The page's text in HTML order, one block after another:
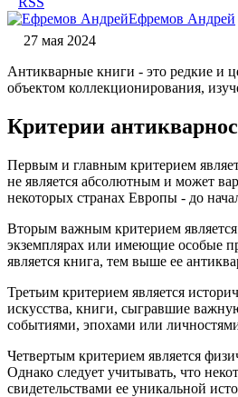
Ефремов Андрей
27 мая 2024
Антикварные книги - это редкие и
объектом коллекционирования,
Критерии
Первым и главным критерием
не является абсолютным и может
некоторых странах Европы - до
Вторым важным критерием
экземплярах или имеющие особые
является книга, тем выше ее
Третьим критерием является
искусства, книги, сыгравшие
событиями, эпохами или
Четвертым критерием является
Однако следует учитывать, что
свидетельствами ее уникальной